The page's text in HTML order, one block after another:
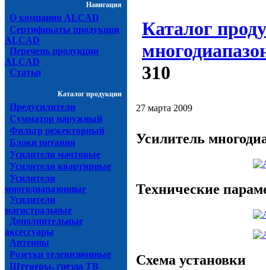
Навигация
О компании ALCAD
Сертификаты продукции
ALCAD
Перечень продукции
ALCAD
Статьи
Каталог продукции
Предусилители
Сумматор наружный
Фильтр режекторный
Блоки питания
Усилители мачтовые
Усилители квартирные
Усилители
многодиапазонные
Усилители
магистральные
Дополнительные
аксессуары
Антенны
Розетки телевизионные
Штекеры, гнезда ТВ
Каталог
310
27 марта 2009
Усилитель
Технические
Схема установки